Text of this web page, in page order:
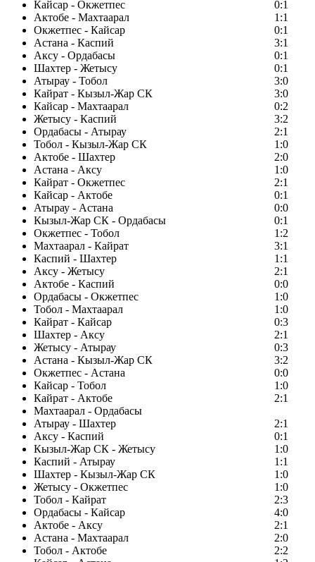
Кайсар - Окжетпес
0:1
Актобе - Махтаарал
1:1
Окжетпес - Кайсар
0:1
Астана - Каспий
3:1
Аксу - Ордабасы
0:1
Шахтер - Жетысу
0:1
Атырау - Тобол
3:0
Кайрат - Кызыл-Жар СК
3:0
Кайсар - Махтаарал
0:2
Жетысу - Каспий
3:2
Ордабасы - Атырау
2:1
Тобол - Кызыл-Жар СК
1:0
Актобе - Шахтер
2:0
Астана - Аксу
1:0
Кайрат - Окжетпес
2:1
Кайсар - Актобе
0:1
Атырау - Астана
0:0
Кызыл-Жар СК - Ордабасы
0:1
Окжетпес - Тобол
1:2
Махтаарал - Кайрат
3:1
Каспий - Шахтер
1:1
Аксу - Жетысу
2:1
Актобе - Каспий
0:0
Ордабасы - Окжетпес
1:0
Тобол - Махтаарал
1:0
Кайрат - Кайсар
0:3
Шахтер - Аксу
2:1
Жетысу - Атырау
0:3
Астана - Кызыл-Жар СК
3:2
Окжетпес - Астана
0:0
Кайсар - Тобол
1:0
Кайрат - Актобе
2:1
Махтаарал - Ордабасы
Атырау - Шахтер
2:1
Аксу - Каспий
0:1
Кызыл-Жар СК - Жетысу
1:0
Каспий - Атырау
1:1
Шахтер - Кызыл-Жар СК
1:0
Жетысу - Окжетпес
1:0
Тобол - Кайрат
2:3
Ордабасы - Кайсар
4:0
Актобе - Аксу
2:1
Астана - Махтаарал
2:0
Тобол - Актобе
2:2